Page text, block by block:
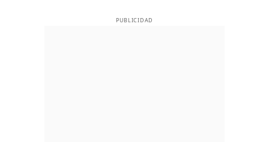
PUBLICIDAD